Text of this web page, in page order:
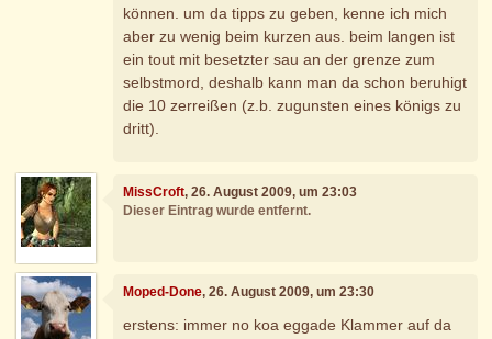
können. um da tipps zu geben, kenne ich mich
aber zu wenig beim kurzen aus. beim langen ist
ein tout mit besetzter sau an der grenze zum
selbstmord, deshalb kann man da schon beruhigt
die 10 zerreißen (z.b. zugunsten eines königs zu
dritt).
MissCroft, 26. August 2009, um 23:03
Dieser Eintrag wurde entfernt.
Moped-Done, 26. August 2009, um 23:30
erstens: immer no koa eggade Klammer auf da